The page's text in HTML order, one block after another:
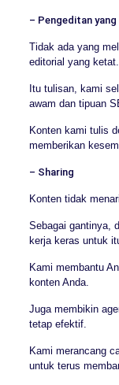
– Pengeditan
Tidak ada yang
editorial yang ketat.
Itu tulisan, kami
awam dan tipuan
Konten kami tulis
memberikan
– Sharing
Konten tidak
Sebagai gantinya,
kerja keras untuk
Kami membantu
konten Anda.
Juga membikin
tetap efektif.
Kami merancang
untuk terus